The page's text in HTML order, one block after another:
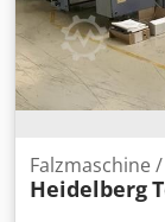
Falzmaschine
Heidelberg